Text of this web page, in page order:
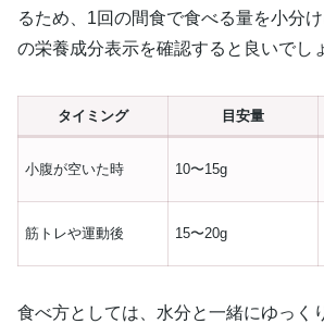
るため、1回の間食で食べる量を小分
の栄養成分表示を確認すると良いでし
タイミング 目安量
小腹が空いた時 10〜15g
筋トレや運動後 15〜20g
食べ方としては、水分と一緒にゆっく